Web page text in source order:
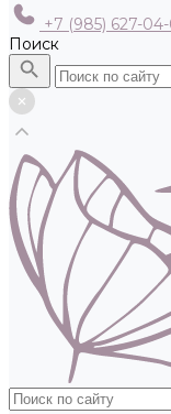
+7 (985) 627-
Поиск